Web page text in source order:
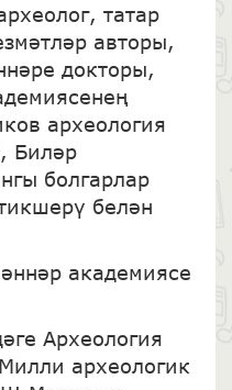
татар
авторы,
докторы,
археология
Биләр
болгарлар
белән
академиясе
Археология
археологик